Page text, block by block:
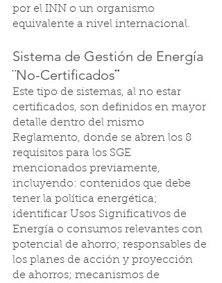
por el INN o un organismo
equivalente a nivel internacional.
Sistema de Gestión de Energía
¨No-Certificados¨
Este tipo de sistemas, al no estar
certificados, son definidos en mayor
detalle dentro del mismo
Reglamento, donde se abren los 8
requisitos para los SGE
mencionados previamente,
incluyendo: contenidos que debe
tener la política energética;
identificar Usos Significativos de
Energía o consumos relevantes con
potencial de ahorro; responsables de
los planes de acción y proyección
de ahorros; mecanismos de